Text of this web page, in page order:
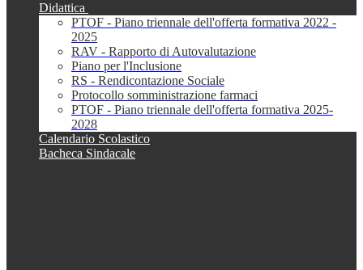
Didattica
PTOF - Piano triennale dell'offerta formativa 2022 -
2025
RAV - Rapporto di Autovalutazione
Piano per l'Inclusione
RS - Rendicontazione Sociale
Protocollo somministrazione farmaci
PTOF - Piano triennale dell'offerta formativa 2025-
2028
Calendario Scolastico
Bacheca Sindacale